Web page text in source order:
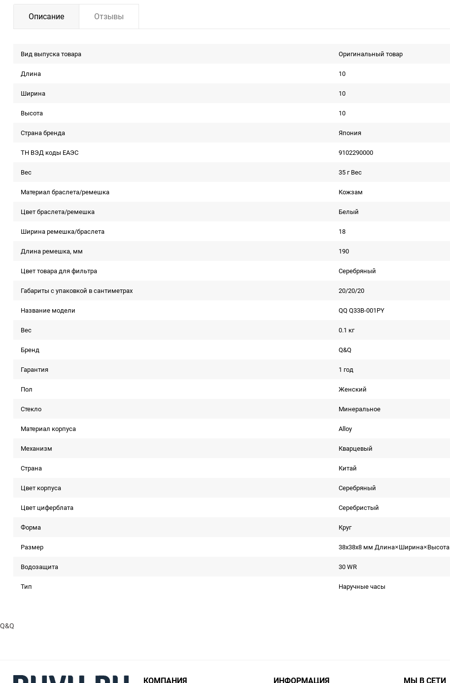
Описание Отзывы
Вид выпуска товара Оригинальный товар
Длина 10
Ширина 10
Высота 10
Страна бренда Япония
ТН ВЭД коды ЕАЭС 9102290000
Вес 35 г Вес
Материал браслета/ремешка Кожзам
Цвет браслета/ремешка Белый
Ширина ремешка/браслета 18
Длина ремешка, мм 190
Цвет товара для фильтра Серебряный
Габариты с упаковкой в сантиметрах 20/20/20
Название модели QQ Q33B-001PY
Вес 0.1 кг
Бренд Q&Q
Гарантия 1 год
Пол Женский
Стекло Минеральное
Материал корпуса Alloy
Механизм Кварцевый
Страна Китай
Цвет корпуса Серебряный
Цвет циферблата Серебристый
Форма Круг
Размер 38x38x8 мм Длина×Ширина×Высота
Водозащита 30 WR
Тип Наручные часы
Q&Q
КОМПАНИЯ ИНФОРМАЦИЯ МЫ В СЕТИ